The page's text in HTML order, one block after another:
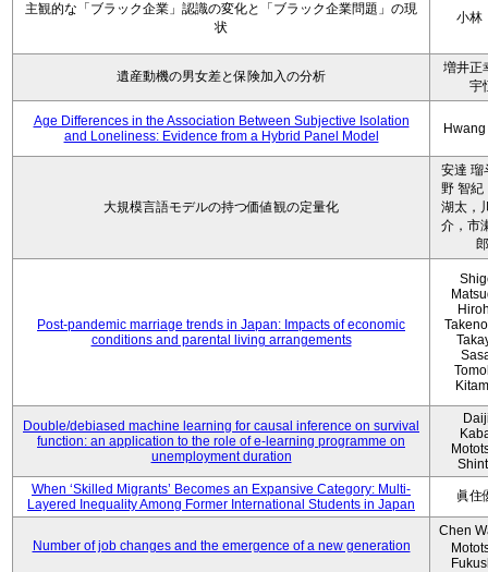
主観的な「ブラック企業」認識の変化と「ブラック企業問題」の現
状
小
遺産動機の男女差と保険加入の分析
増井正
宇
Age Differences in the Association Between Subjective Isolation
and Loneliness: Evidence from a Hybrid Panel Model
大規模言語モデルの持つ価値観の定量化
安達 瑠
野 智紀
湖太，
介，市
郎
Post-pandemic marriage trends in Japan: Impacts of economic
conditions and parental living arrangements
Double/debiased machine learning for causal inference on survival
function: an application to the role of e-learning programme on
unemployment duration
When ‘Skilled Migrants’ Becomes an Expansive Category: Multi-
Layered Inequality Among Former International Students in Japan
眞住
Number of job changes and the emergence of a new generation
Chen